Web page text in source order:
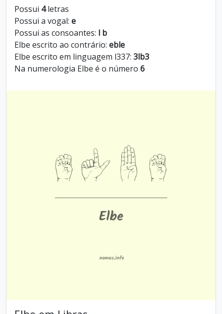
Possui 4letras
Possui a vogal: e
Possui as consoantes: l b
Elbe escrito ao contrário: eble
Elbe escrito em linguagem l337: 3lb3
Na numerologia Elbe é o número 6